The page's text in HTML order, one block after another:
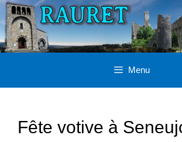
Aller
au
contenu
Menu
Fête votive à